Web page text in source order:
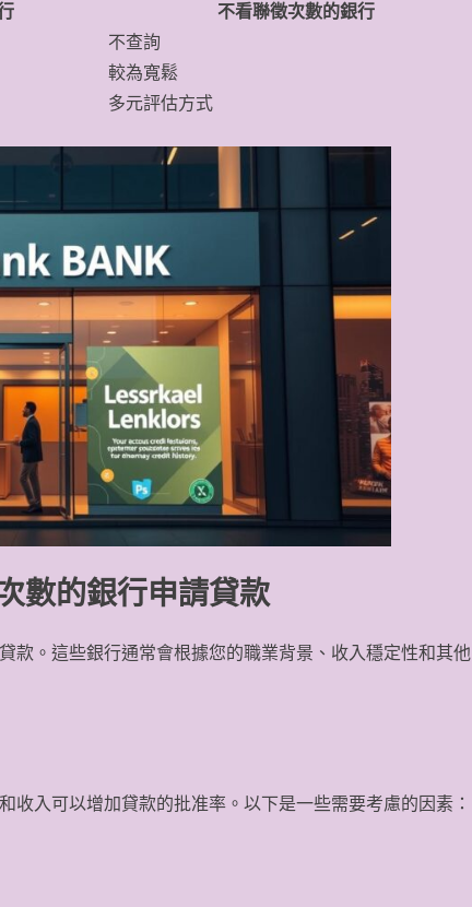
不看聯徵次數的銀行
不查詢
較為寬鬆
多元評估方式
數的銀行申請貸款
款。這些銀行通常會根據您的職業背景、收入穩定性和其他
入可以增加貸款的批准率。以下是一些需要考慮的因素：